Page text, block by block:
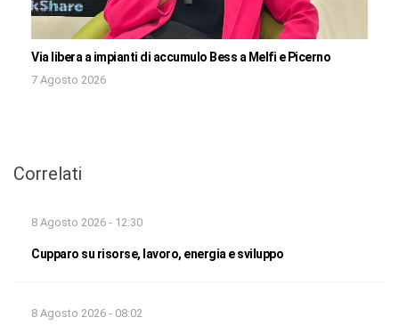
Via libera a impianti di accumulo Bess a Melfi e Picerno
7 Agosto 2026
Correlati
8 Agosto 2026 - 12:30
Cupparo su risorse, lavoro, energia e sviluppo
8 Agosto 2026 - 08:02